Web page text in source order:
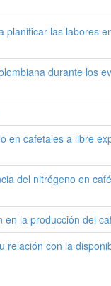
planificar las labores
durante los
en cafetales a libre
del nitrógeno en
la producción del
relación con la